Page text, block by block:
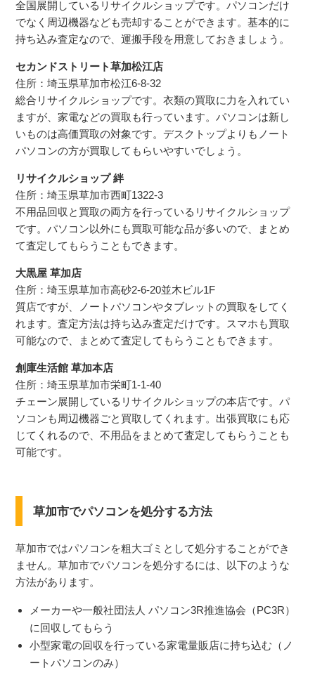
全国展開しているリサイクルショップです。パソコンだけ
でなく周辺機器なども売却することができます。基本的に
持ち込み査定なので、運搬手段を用意しておきましょう。
セカンドストリート草加松江店
住所：埼玉県草加市松江6-8-32
総合リサイクルショップです。衣類の買取に力を入れてい
ますが、家電などの買取も行っています。パソコンは新し
いものは高価買取の対象です。デスクトップよりもノート
パソコンの方が買取してもらいやすいでしょう。
リサイクルショップ 絆
住所：埼玉県草加市西町1322-3
不用品回収と買取の両方を行っているリサイクルショップ
です。パソコン以外にも買取可能な品が多いので、まとめ
て査定してもらうこともできます。
大黒屋 草加店
住所：埼玉県草加市高砂2-6-20並木ビル1F
質店ですが、ノートパソコンやタブレットの買取をしてく
れます。査定方法は持ち込み査定だけです。スマホも買取
可能なので、まとめて査定してもらうこともできます。
創庫生活館 草加本店
住所：埼玉県草加市栄町1-1-40
チェーン展開しているリサイクルショップの本店です。パ
ソコンも周辺機器ごと買取してくれます。出張買取にも応
じてくれるので、不用品をまとめて査定してもらうことも
可能です。
草加市でパソコンを処分する方法
草加市ではパソコンを粗大ゴミとして処分することができ
ません。草加市でパソコンを処分するには、以下のような
方法があります。
メーカーや一般社団法人 パソコン3R推進協会（PC3R）
に回収してもらう
小型家電の回収を行っている家電量販店に持ち込む（ノ
ートパソコンのみ）